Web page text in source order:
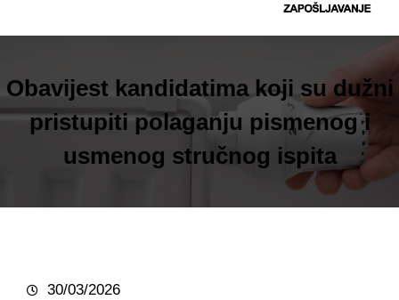
r
g
Obavijest kandidatima koji su dužni
pristupiti polaganju pismenog i
usmenog stručnog ispita
30/03/2026